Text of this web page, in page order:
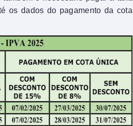
os dados do pagamento da cota